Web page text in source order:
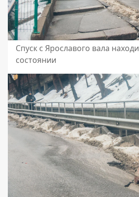
Спуск с Ярославого вала
состоянии